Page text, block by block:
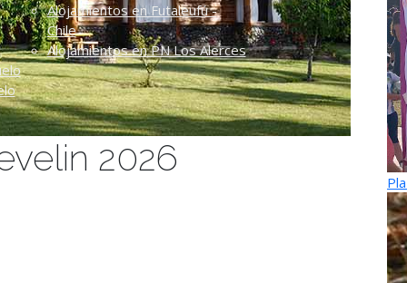
Alojamientos en Futaleufú -
Chile
Alojamientos en PN Los Alerces
2026